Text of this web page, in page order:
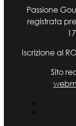
Passione
registrata
Iscrizione al
Sito